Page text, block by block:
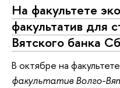
На факультете
факультатив для
Вятского банка
В октябре на
факультатив Волго-